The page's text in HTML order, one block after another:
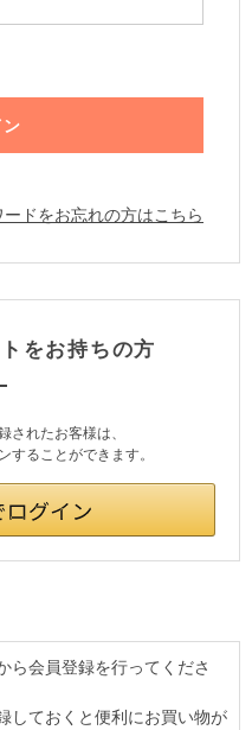
ードをお忘れの方はこちら
をお持ちの方
れたお客様は、
ることができます。
ら会員登録を行ってくださ
しておくと便利にお買い物が